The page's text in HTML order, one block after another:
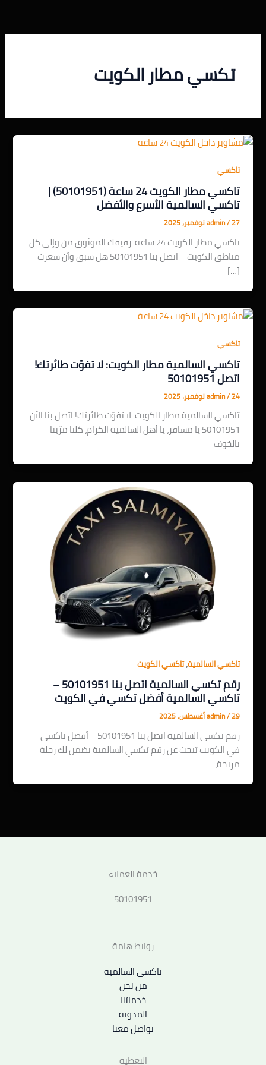
المحتوى
تكسي مطار الكويت
تاكسي
تاكسي مطار الكويت 24 ساعة (50101951) |
تاكسي السالمية الأسرع والأفضل
admin/27 نوفمبر، 2025
تاكسي مطار الكويت 24 ساعة: رفيقك الموثوق من وإلى كل
مناطق الكويت – اتصل بنا 50101951 هل سبق وأن شعرت
[…]
تاكسي
تاكسي السالمية مطار الكويت: لا تفوّت طائرتك!
اتصل 50101951
admin/24 نوفمبر، 2025
تاكسي السالمية مطار الكويت: لا تفوّت طائرتك! اتصل بنا الآن
50101951 يا مسافر، يا أهل السالمية الكرام، كلنا مرّينا
بالخوف
تاكسي السالمية,تاكسي الكويت
رقم تكسي السالمية اتصل بنا 50101951 –
تاكسي السالمية أفضل تكسي في الكويت
admin/29 أغسطس، 2025
رقم تكسي السالمية اتصل بنا 50101951 – أفضل تاكسي
في الكويت تبحث عن رقم تكسي السالمية يضمن لك رحلة
مريحة،
خدمة العملاء
50101951
روابط هامة
تاكسي السالمية
من نحن
خدماتنا
المدونة
تواصل معنا
التغطية